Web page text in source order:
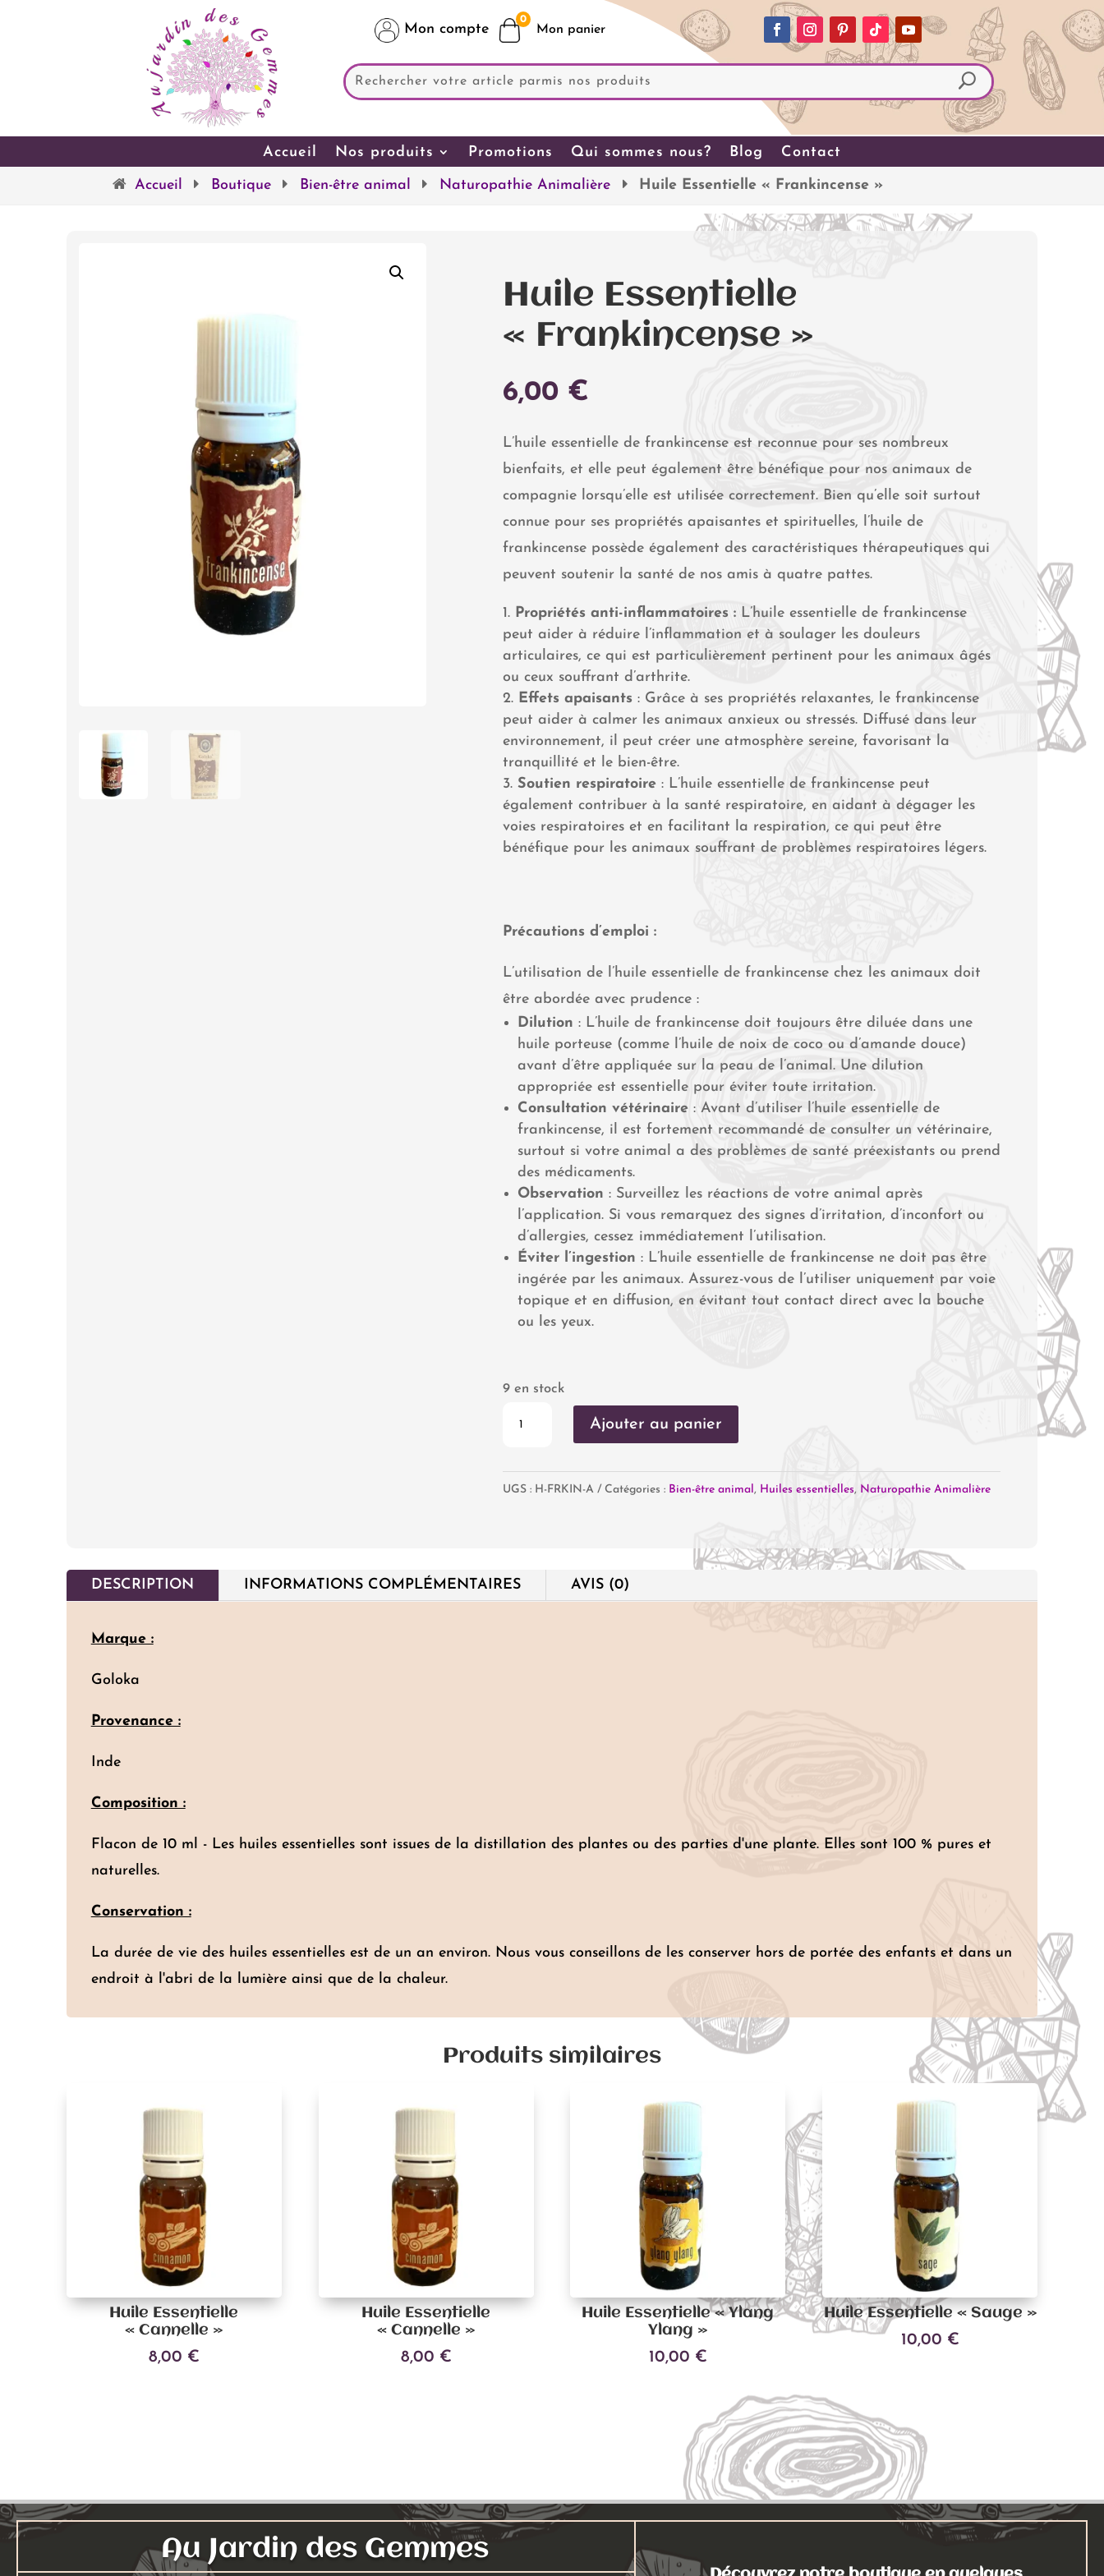
Mon compte
0
Accueil Nos produits Promotions Qui sommes nous? Blog Contact
Accueil Boutique Bien-être animal Naturopathie Animalière Huile Essentielle « Frankincense »
Huile Essentielle
« Frankincense »
6,00 €
L’huile essentielle de frankincense est reconnue pour ses nombreux
bienfaits, et elle peut également être bénéfique pour nos animaux de
compagnie lorsqu’elle est utilisée correctement. Bien qu’elle soit surtout
connue pour ses propriétés apaisantes et spirituelles, l’huile de
frankincense possède également des caractéristiques thérapeutiques qui
peuvent soutenir la santé de nos amis à quatre pattes.
Propriétés anti-inflammatoires : L’huile essentielle de frankincense
peut aider à réduire l’inflammation et à soulager les douleurs
articulaires, ce qui est particulièrement pertinent pour les animaux âgés
ou ceux souffrant d’arthrite.
Effets apaisants : Grâce à ses propriétés relaxantes, le frankincense
peut aider à calmer les animaux anxieux ou stressés. Diffusé dans leur
environnement, il peut créer une atmosphère sereine, favorisant la
tranquillité et le bien-être.
Soutien respiratoire : L’huile essentielle de frankincense peut
également contribuer à la santé respiratoire, en aidant à dégager les
voies respiratoires et en facilitant la respiration, ce qui peut être
bénéfique pour les animaux souffrant de problèmes respiratoires légers.
Précautions d’emploi :
L’utilisation de l’huile essentielle de frankincense chez les animaux doit
être abordée avec prudence :
Dilution : L’huile de frankincense doit toujours être diluée dans une
huile porteuse (comme l’huile de noix de coco ou d’amande douce)
avant d’être appliquée sur la peau de l’animal. Une dilution
appropriée est essentielle pour éviter toute irritation.
Consultation vétérinaire : Avant d’utiliser l’huile essentielle de
frankincense, il est fortement recommandé de consulter un vétérinaire,
surtout si votre animal a des problèmes de santé préexistants ou prend
des médicaments.
Observation : Surveillez les réactions de votre animal après
l’application. Si vous remarquez des signes d’irritation, d’inconfort ou
d’allergies, cessez immédiatement l’utilisation.
Éviter l’ingestion : L’huile essentielle de frankincense ne doit pas être
ingérée par les animaux. Assurez-vous de l’utiliser uniquement par voie
topique et en diffusion, en évitant tout contact direct avec la bouche
ou les yeux.
9 en stock
Essentielle
Ajouter au panier
UGS : H-FRKIN-A Catégories : Bien-être animal, Huiles essentielles, Naturopathie Animalière
DESCRIPTION INFORMATIONS COMPLÉMENTAIRES AVIS (0)
Marque :
Goloka
Provenance :
Inde
Composition :
Flacon de 10 ml - Les huiles essentielles sont issues de la distillation des plantes ou des parties d'une plante. Elles sont 100 % pures et
naturelles.
Conservation :
La durée de vie des huiles essentielles est de un an environ. Nous vous conseillons de les conserver hors de portée des enfants et dans un
endroit à l'abri de la lumière ainsi que de la chaleur.
Produits similaires
Huile Essentielle
« Cannelle »
8,00 €
Huile Essentielle
« Cannelle »
8,00 €
Huile Essentielle « Ylang
Ylang »
10,00 €
Huile Essentielle « Sauge »
10,00 €
Au Jardin des Gemmes